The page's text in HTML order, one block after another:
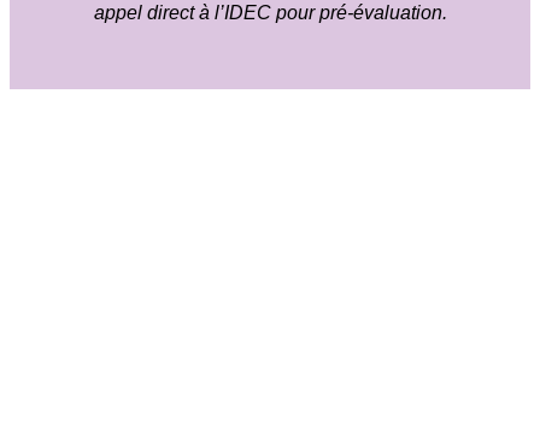
appel direct à l’IDEC pour pré-évaluation.